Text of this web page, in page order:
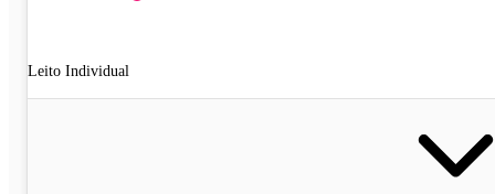
Leito Individual